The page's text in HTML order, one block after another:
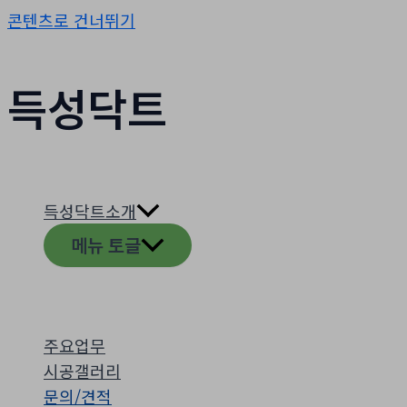
콘텐츠로 건너뛰기
득성닥트
득성닥트소개
메뉴 토글
주요업무
시공갤러리
문의/견적